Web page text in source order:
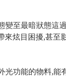
至最暗狀態這
炫目困擾,甚至
功能的物料,能